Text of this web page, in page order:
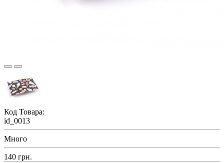
Код Товара:
id_0013
Много
140 грн.